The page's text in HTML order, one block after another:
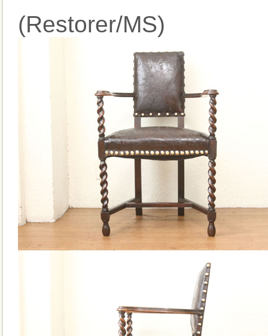
(Restorer/MS)